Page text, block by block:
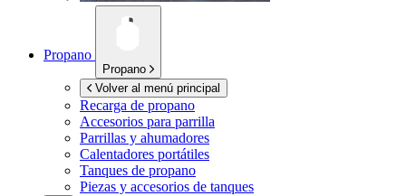
Propano
Propano
Volver al menú principal
Recarga de propano
Accesorios para parrilla
Parrillas y ahumadores
Calentadores portátiles
Tanques de propano
Piezas y accesorios de tanques